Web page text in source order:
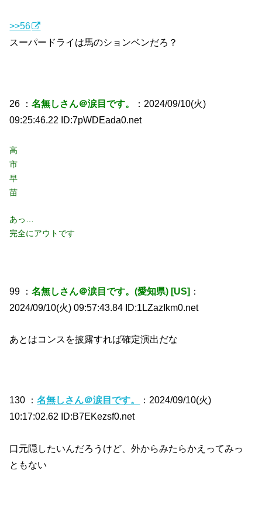
>>56
スーパードライは馬のションベンだろ？
26 ：名無しさん＠涙目です。
：2024/09/10(火)
09:25:46.22 ID:7pWDEada0.net
高
市
早
苗
あっ…
完全にアウトです
99 ：名無しさん＠涙目です。(愛知県) [US] ：
2024/09/10(火) 09:57:43.84 ID:1LZazIkm0.net
あとはコンスを披露すれば確定演出だな
130 ：名無しさん＠涙目です。
：2024/09/10(火)
10:17:02.62 ID:B7EKezsf0.net
口元隠したいんだろうけど、外からみたらかえってみっ
ともない